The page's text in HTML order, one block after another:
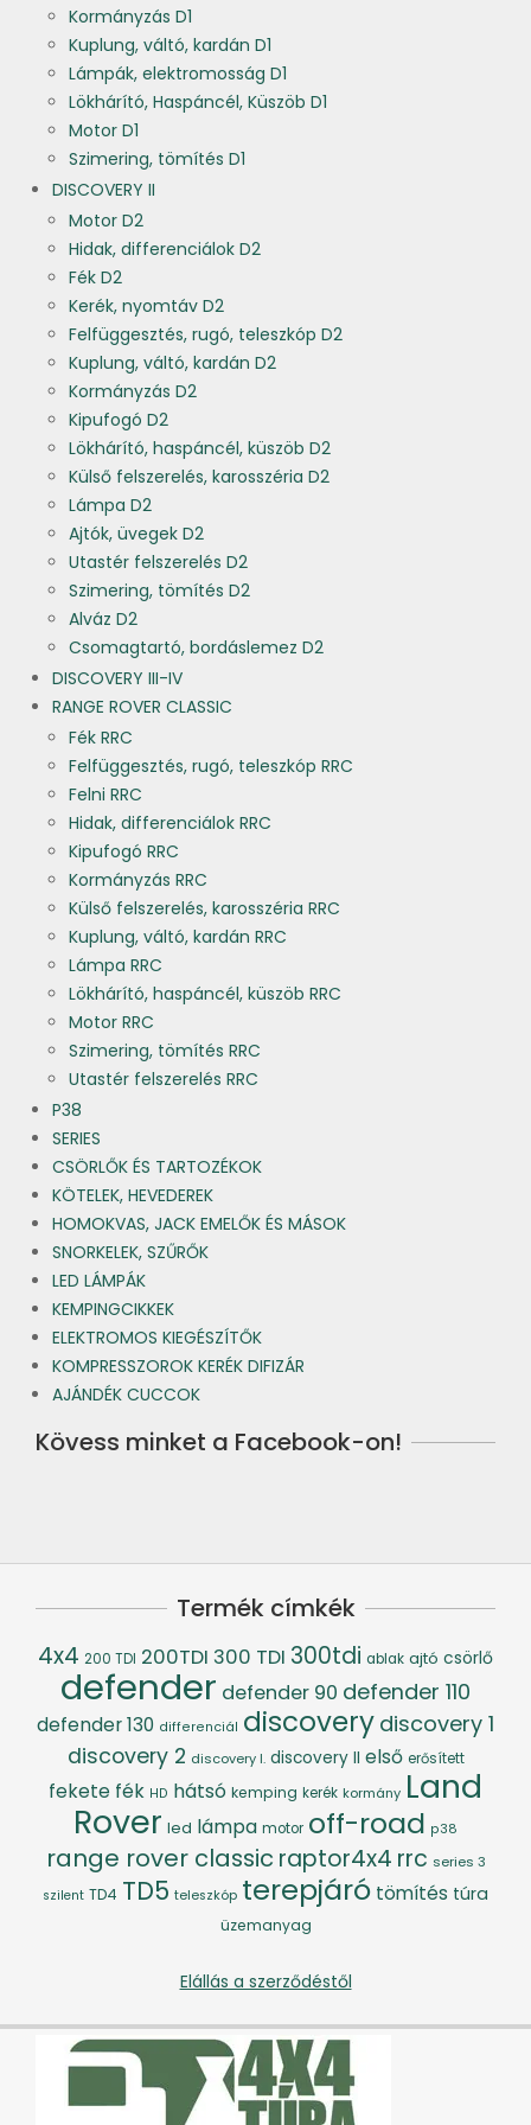
Kormányzás D1
Kuplung, váltó, kardán D1
Lámpák, elektromosság D1
Lökhárító, Haspáncél, Küszöb D1
Motor D1
Szimering, tömítés D1
DISCOVERY II
Motor D2
Hidak, differenciálok D2
Fék D2
Kerék, nyomtáv D2
Felfüggesztés, rugó, teleszkóp D2
Kuplung, váltó, kardán D2
Kormányzás D2
Kipufogó D2
Lökhárító, haspáncél, küszöb D2
Külső felszerelés, karosszéria D2
Lámpa D2
Ajtók, üvegek D2
Utastér felszerelés D2
Szimering, tömítés D2
Alváz D2
Csomagtartó, bordáslemez D2
DISCOVERY III-IV
RANGE ROVER CLASSIC
Fék RRC
Felfüggesztés, rugó, teleszkóp RRC
Felni RRC
Hidak, differenciálok RRC
Kipufogó RRC
Kormányzás RRC
Külső felszerelés, karosszéria RRC
Kuplung, váltó, kardán RRC
Lámpa RRC
Lökhárító, haspáncél, küszöb RRC
Motor RRC
Szimering, tömítés RRC
Utastér felszerelés RRC
P38
SERIES
CSÖRLŐK ÉS TARTOZÉKOK
KÖTELEK, HEVEDEREK
HOMOKVAS, JACK EMELŐK ÉS MÁSOK
SNORKELEK, SZŰRŐK
LED LÁMPÁK
KEMPINGCIKKEK
ELEKTROMOS KIEGÉSZÍTŐK
KOMPRESSZOROK KERÉK DIFIZÁR
AJÁNDÉK CUCCOK
Kövess minket a Facebook-on!
Termék címkék
4x4 200 TDI 200TDI 300 TDI 300tdi ablak ajtó csörlő
defender defender 90 defender 110
defender 130 differenciál discovery discovery 1
discovery 2 discovery I. discovery II első erősített
fekete fék HD hátsó kemping kerék kormány Land
Rover led lámpa motor off-road p38
range rover classic raptor4x4 rrc series 3
szilent TD4 TD5 teleszkóp terepjáró tömítés túra
üzemanyag
Elállás a szerződéstől